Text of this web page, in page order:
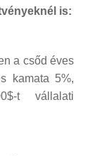
is:
a csőd éves
kamata 5%,
t vállalati